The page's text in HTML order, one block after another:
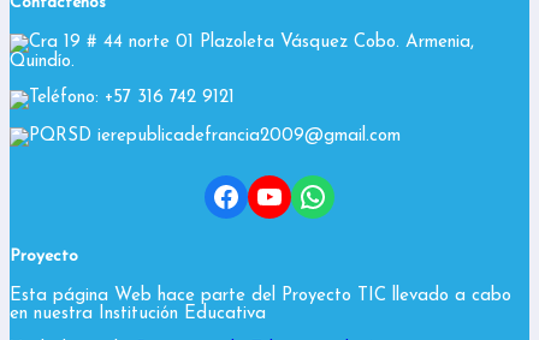
Cra 19 # 44 norte 01 Plazoleta Vásquez Cobo. Armenia,
Quindío.
Teléfono: +57 316 742 9121
PQRSD ierepublicadefrancia2009@gmail.com
Facebook
YouTubeWhatsApp
Proyecto
Esta página Web hace parte del Proyecto TIC llevado a cabo
en nuestra Institución Educativa